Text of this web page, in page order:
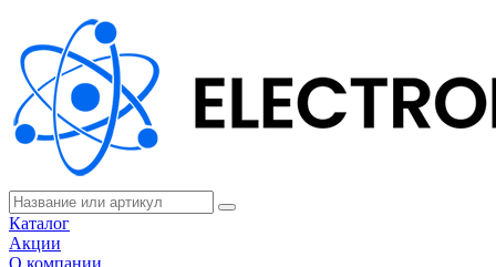
Каталог
Акции
О компании